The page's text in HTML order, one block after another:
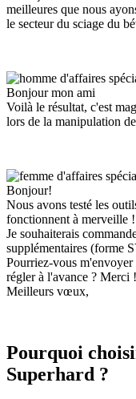
meilleures que nous
le secteur du sciage du
Bonjour mon ami
Voilà le résultat, c'est
lors de la manipulation
Bonjour!
Nous avons testé les
fonctionnent à merveille !
Je souhaiterais
supplémentaires (forme
Pourriez-vous
régler à l'avance ? Merci !
Meilleurs vœux,
Pourquoi
Superhard ?